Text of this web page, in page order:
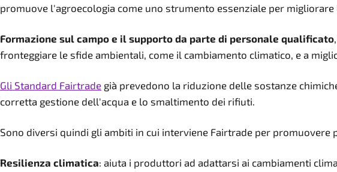
promuove l'agroecologia come uno strumento essenziale per
Formazione sul campo e il supporto da parte di personale qualificato
fronteggiare le sfide ambientali, come il cambiamento climatico, e a
Gli Standard Fairtrade già prevedono la riduzione delle sostanze
corretta gestione dell'acqua e lo smaltimento dei rifiuti.
Sono diversi quindi gli ambiti in cui interviene Fairtrade per
Resilienza climatica: aiuta i produttori ad adattarsi ai cambiamenti